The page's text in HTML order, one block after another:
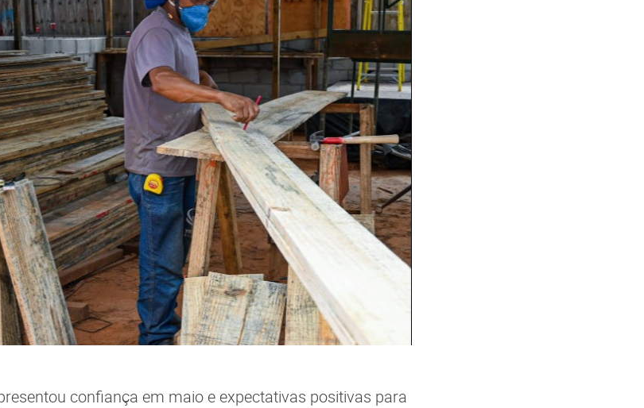
confiança em maio e expectativas positivas para